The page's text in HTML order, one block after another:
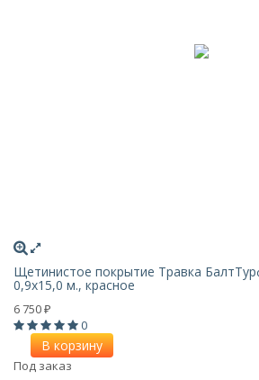
Щетинистое покрытие Травка
0,9x15,0 м., красное
6 750 ₽
0
В корзину
Под заказ